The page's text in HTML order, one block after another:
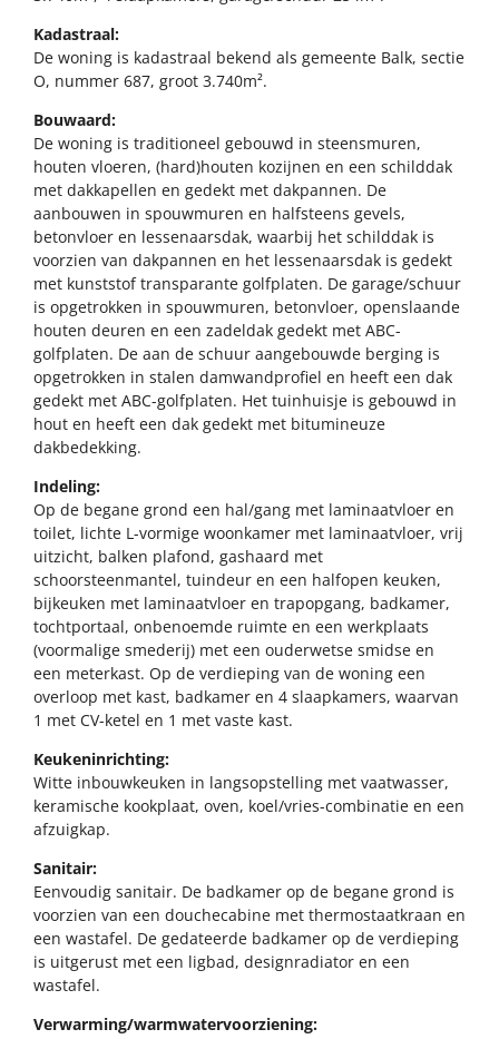
Kadastraal:
De woning is kadastraal bekend als gemeente Balk, sectie
O, nummer 687, groot 3.740m².
Bouwaard:
De woning is traditioneel gebouwd in steensmuren,
houten vloeren, (hard)houten kozijnen en een schilddak
met dakkapellen en gedekt met dakpannen. De
aanbouwen in spouwmuren en halfsteens gevels,
betonvloer en lessenaarsdak, waarbij het schilddak is
voorzien van dakpannen en het lessenaarsdak is gedekt
met kunststof transparante golfplaten. De garage/schuur
is opgetrokken in spouwmuren, betonvloer, openslaande
houten deuren en een zadeldak gedekt met ABC-
golfplaten. De aan de schuur aangebouwde berging is
opgetrokken in stalen damwandprofiel en heeft een dak
gedekt met ABC-golfplaten. Het tuinhuisje is gebouwd in
hout en heeft een dak gedekt met bitumineuze
dakbedekking.
Indeling:
Op de begane grond een hal/gang met laminaatvloer en
toilet, lichte L-vormige woonkamer met laminaatvloer, vrij
uitzicht, balken plafond, gashaard met
schoorsteenmantel, tuindeur en een halfopen keuken,
bijkeuken met laminaatvloer en trapopgang, badkamer,
tochtportaal, onbenoemde ruimte en een werkplaats
(voormalige smederij) met een ouderwetse smidse en
een meterkast. Op de verdieping van de woning een
overloop met kast, badkamer en 4 slaapkamers, waarvan
1 met CV-ketel en 1 met vaste kast.
Keukeninrichting:
Witte inbouwkeuken in langsopstelling met vaatwasser,
keramische kookplaat, oven, koel/vries-combinatie en een
afzuigkap.
Sanitair:
Eenvoudig sanitair. De badkamer op de begane grond is
voorzien van een douchecabine met thermostaatkraan en
een wastafel. De gedateerde badkamer op de verdieping
is uitgerust met een ligbad, designradiator en een
wastafel.
Verwarming/warmwatervoorziening: